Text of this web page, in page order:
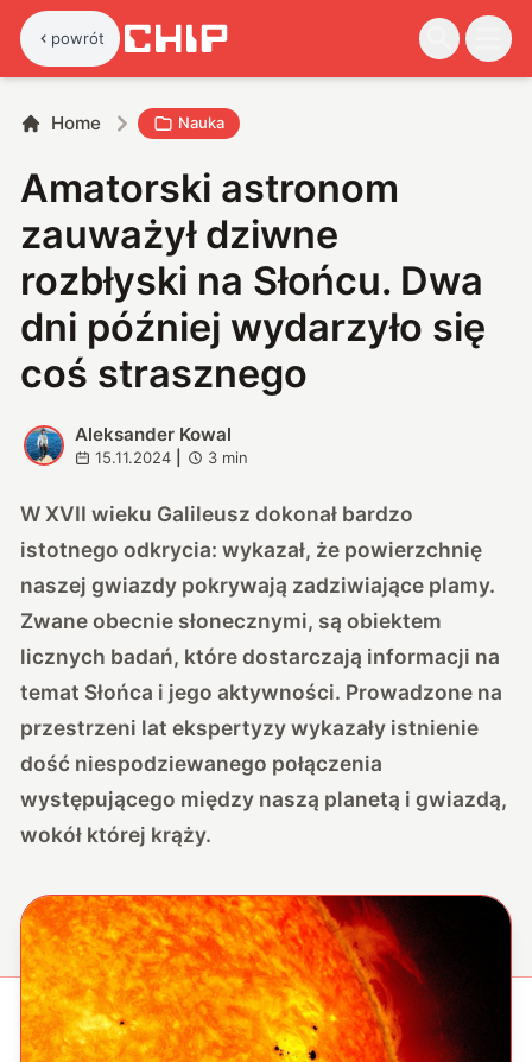
powrót
Home Nauka
Amatorski astronom
zauważył dziwne
rozbłyski na Słońcu. Dwa
dni później wydarzyło się
coś strasznego
A
Aleksander Kowal
15.11.2024 3 min
W XVII wieku Galileusz dokonał bardzo
istotnego odkrycia: wykazał, że powierzchnię
naszej gwiazdy pokrywają zadziwiające plamy.
Zwane obecnie słonecznymi, są obiektem
licznych badań, które dostarczają informacji na
temat Słońca i jego aktywności. Prowadzone na
przestrzeni lat ekspertyzy wykazały istnienie
dość niespodziewanego połączenia
występującego między naszą planetą i gwiazdą,
wokół której krąży.